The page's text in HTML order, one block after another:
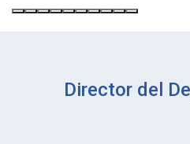
Director del